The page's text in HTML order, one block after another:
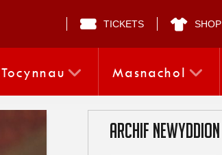
TICKETS SHOP
Tocynnau Masnachol
ARCHIF NEWYDDION